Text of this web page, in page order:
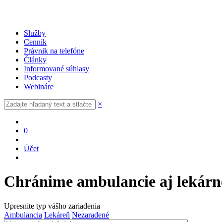
Služby
Cenník
Právnik na telefóne
Články
Informované súhlasy
Podcasty
Webináre
×
0
Účet
Chránime ambulancie aj
Upresnite typ vášho zariadenia
Ambulancia Lekáreň Nezaradené